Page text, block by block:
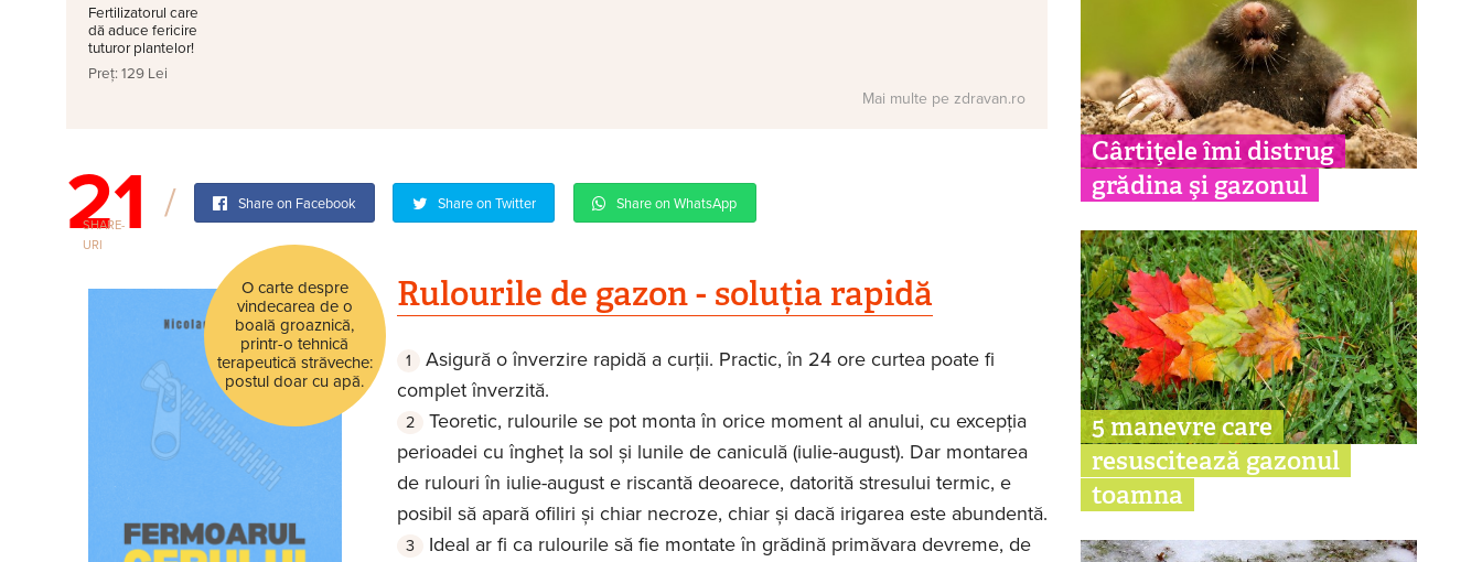
Fertilizatorul care
dă aduce fericire
tuturor plantelor!
Preț: 129 Lei
Mai multe pe zdravan.ro
21
SHARE-
URI
Share on Facebook Share on Twitter Share on WhatsApp
O carte despre
vindecarea de o
boală groaznică,
printr-o tehnică
terapeutică străveche:
postul doar cu apă.
Rulourile de gazon - soluția rapidă
Asigură o înverzire rapidă a curții. Practic, în 24 ore curtea poate fi
complet înverzită.
Teoretic, rulourile se pot monta în orice moment al anului, cu excepția
perioadei cu îngheț la sol și lunile de caniculă (iulie-august). Dar montarea
de rulouri în iulie-august e riscantă deoarece, datorită stresului termic, e
posibil să apară ofiliri și chiar necroze, chiar și dacă irigarea este abundentă.
Ideal ar fi ca rulourile să fie montate în grădină primăvara devreme, de
Cârtiţele îmi distrug
grădina şi gazonul
5 manevre care
resuscitează gazonul
toamna